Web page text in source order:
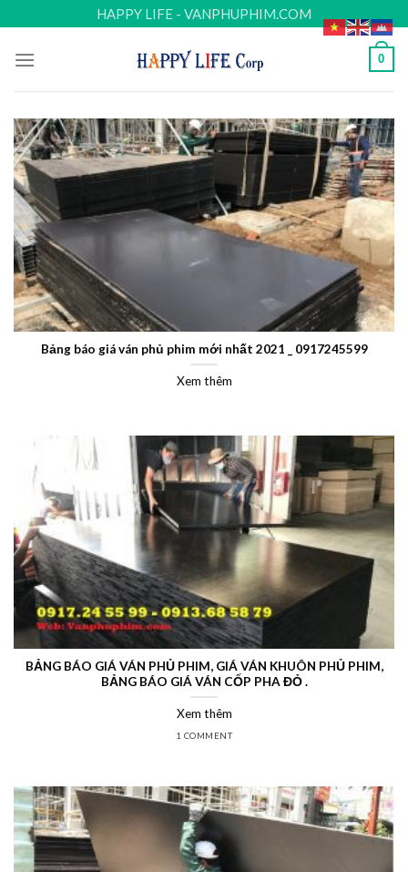
to
content
HAPPY LIFE - VANPHUPHIM.COM
0
Bảng báo giá ván phủ phim mới nhất 2021 _ 0917245599
Xem thêm
BẢNG BÁO GIÁ VÁN PHỦ PHIM, GIÁ VÁN KHUÔN PHỦ PHIM,
BẢNG BÁO GIÁ VÁN CỐP PHA ĐỎ .
Xem thêm
1 COMMENT